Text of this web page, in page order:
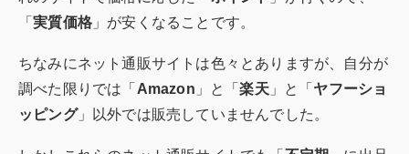
「実質価格 」が安くなることです。
ちなみにネット通販サイトは色々とありますが、自分が
調べた限りでは「 Amazon 」と「楽天」と「 ヤフーショ
ッピング」以外では販売していませんでした。